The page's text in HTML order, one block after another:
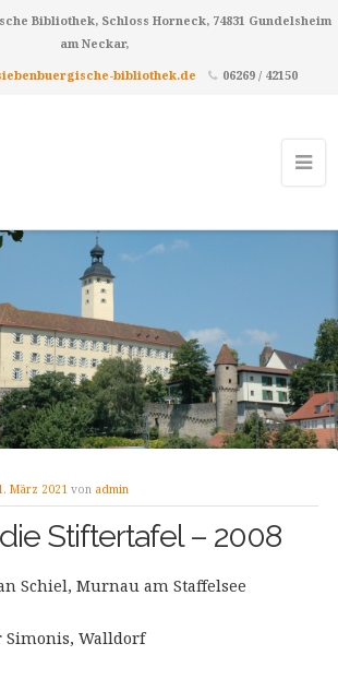
Bibliothek, Schloss Horneck, 74831 Gundelsheim
am Neckar,
bibliothek.de
06269 / 42150
März 2021 von admin
Stiftertafel – 2008
Schiel, Murnau am Staffelsee
Simonis, Walldorf